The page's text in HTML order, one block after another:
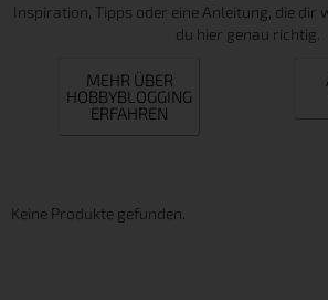
Inspiration, Tipps oder eine Anleitung, die dir
du hier genau richtig.
MEHR ÜBER
HOBBYBLOGGING
ERFAHREN
Keine Produkte gefunden.